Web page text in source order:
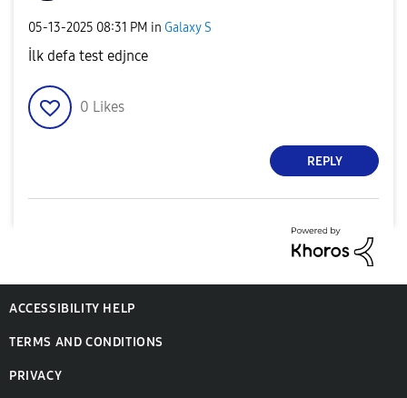
‎05-13-2025 08:31 PM in Galaxy S
İlk defa test edjnce
0 Likes
REPLY
ACCESSIBILITY HELP
TERMS AND CONDITIONS
PRIVACY